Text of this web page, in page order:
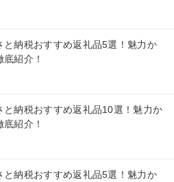
と納税おすすめ返礼品5選！魅力か
紹介！
と納税おすすめ返礼品10選！魅力か
紹介！
と納税おすすめ返礼品5選！魅力か